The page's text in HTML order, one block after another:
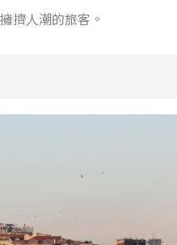
擠人潮的旅客。